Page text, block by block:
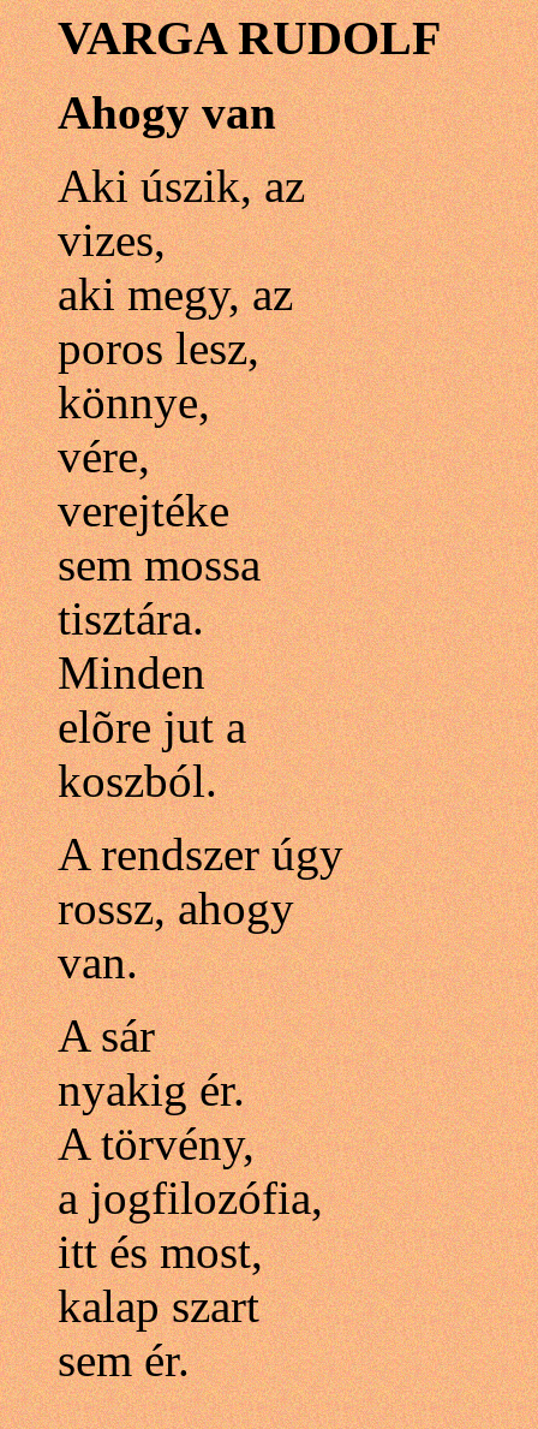
VARGA RUDOLF
Ahogy van
Aki úszik, az
vizes,
aki megy, az
poros lesz,
könnye,
vére,
verejtéke
sem mossa
tisztára.
Minden
elõre jut a
koszból.
A rendszer úgy
rossz, ahogy
van.
A sár
nyakig ér.
A törvény,
a jogfilozófia,
itt és most,
kalap szart
sem ér.